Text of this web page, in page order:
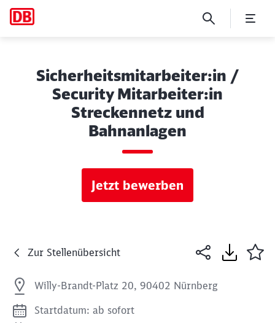
Sicherheitsmitarbeiter:in /
Security Mitarbeiter:in
Streckennetz und
Bahnanlagen
Jetzt bewerben
Zur Stellenübersicht
Willy-Brandt-Platz 20, 90402 Nürnberg
Startdatum: ab sofort